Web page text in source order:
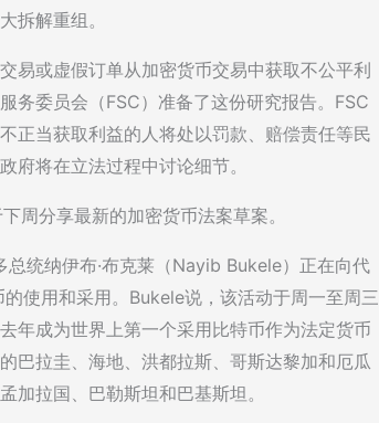
拆解重组。
易或虚假订单从加密货币交易中获取不公平利
务委员会（FSC）准备了这份研究报告。FSC
正当获取利益的人将处以罚款、赔偿责任等民
府将在立法过程中讨论细节。
周分享最新的加密货币法案草案。
统纳伊布·布克莱（Nayib Bukele）正在向代
使用和采用。Bukele说，该活动于周一至周三
年成为世界上第一个采用比特币作为法定货币
巴拉圭、海地、洪都拉斯、哥斯达黎加和厄瓜
加拉国、巴勒斯坦和巴基斯坦。